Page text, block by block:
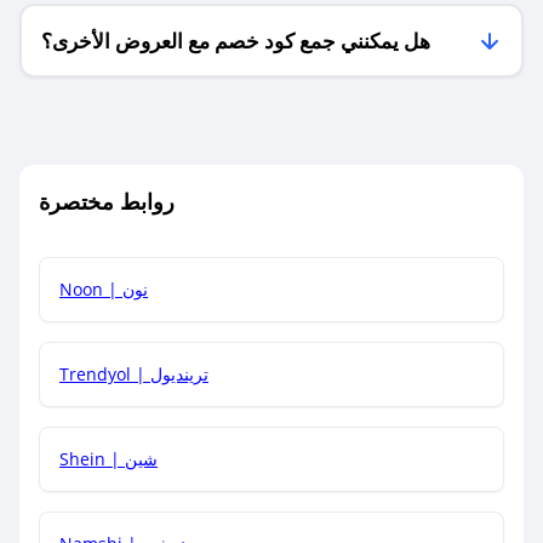
هل يمكنني جمع كود خصم مع العروض الأخرى؟
كم مدة صلاحية كود الخصم؟
روابط مختصرة
Noon | نون
Trendyol | ترينديول
Shein | شين